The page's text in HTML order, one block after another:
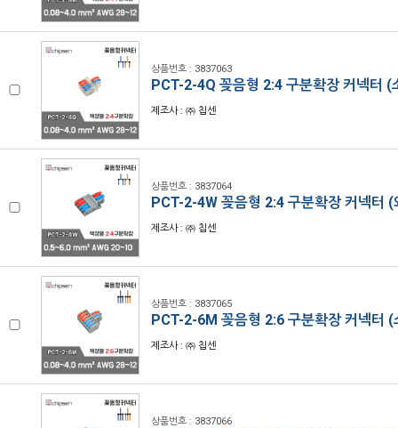
상품번호 : 3837063
PCT-2-4Q 꽂음형 2:4 구분확장 커넥터 (
제조사 : ㈜ 칩센
상품번호 : 3837064
PCT-2-4W 꽂음형 2:4 구분확장 커넥터 (
제조사 : ㈜ 칩센
상품번호 : 3837065
PCT-2-6M 꽂음형 2:6 구분확장 커넥터 (
제조사 : ㈜ 칩센
상품번호 : 3837066